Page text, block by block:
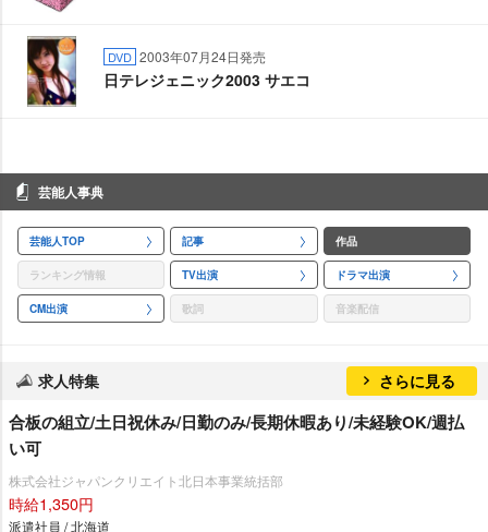
DVD 2003年07月24日発売
日テレジェニック2003 サエコ
芸能人事典
芸能人TOP 記事 作品
ランキング情報 TV出演 ドラマ出演
CM出演 歌詞 音楽配信
求人特集 さらに見る
合板の組立/土日祝休み/日勤のみ/長期休暇あり/未経験OK/週払
い可
株式会社ジャパンクリエイト北日本事業統括部
時給1,350円
派遣社員 / 北海道